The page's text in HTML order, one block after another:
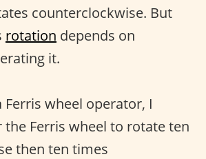
counterclockwise. But
rotation depends on
it.
Ferris wheel operator, I
Ferris wheel to rotate ten
then ten times